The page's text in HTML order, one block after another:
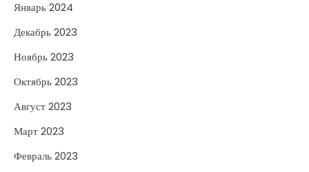
Январь 2024
Декабрь 2023
Ноябрь 2023
Октябрь 2023
Август 2023
Март 2023
Февраль 2023